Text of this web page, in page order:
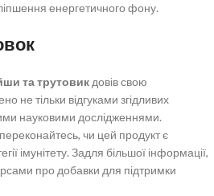
енергетичного фону.
та трутовик довів свою
не тільки відгуками згідливих
науковими дослідженнями.
чи цей продукт є
імунітету. Задля більшої інформації,
про добавки для підтримки